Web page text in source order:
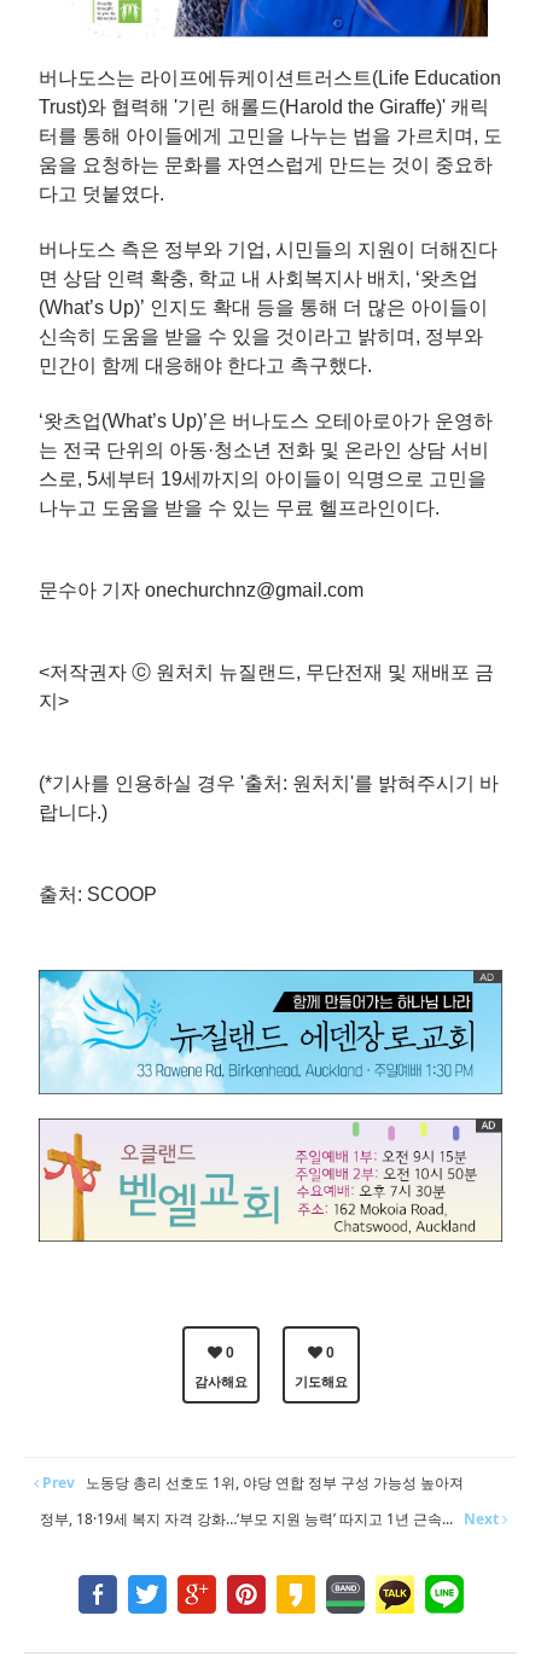
버나도스는 라이프에듀케이션트러스트(Life Education
Trust)와 협력해 '기린 해롤드(Harold the Giraffe)' 캐릭
터를 통해 아이들에게 고민을 나누는 법을 가르치며, 도
움을 요청하는 문화를 자연스럽게 만드는 것이 중요하
다고 덧붙였다.
버나도스 측은 정부와 기업, 시민들의 지원이 더해진다
면 상담 인력 확충, 학교 내 사회복지사 배치, ‘왓츠업
(What’s Up)’ 인지도 확대 등을 통해 더 많은 아이들이
신속히 도움을 받을 수 있을 것이라고 밝히며, 정부와
민간이 함께 대응해야 한다고 촉구했다.
‘왓츠업(What’s Up)’은 버나도스 오테아로아가 운영하
는 전국 단위의 아동·청소년 전화 및 온라인 상담 서비
스로, 5세부터 19세까지의 아이들이 익명으로 고민을
나누고 도움을 받을 수 있는 무료 헬프라인이다.
문수아 기자 onechurchnz@gmail.com
<저작권자 ⓒ 원처치 뉴질랜드, 무단전재 및 재배포 금
지>
(*기사를 인용하실 경우 '출처: 원처치'를 밝혀주시기 바
랍니다.)
출처: SCOOP
0
감사해요
0
기도해요
Prev 노동당 총리 선호도 1위, 야당 연합 정부 구성 가능성 높아져
정부, 18·19세 복지 자격 강화…‘부모 지원 능력’ 따지고 1년 근속... Next